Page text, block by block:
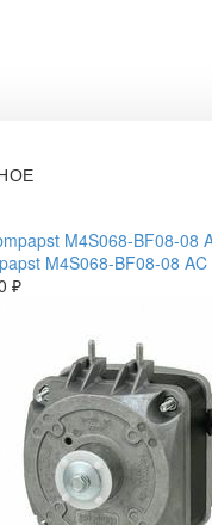
M4S068-BF08-08 AC
₽